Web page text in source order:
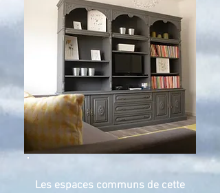
Les espaces communs de cette